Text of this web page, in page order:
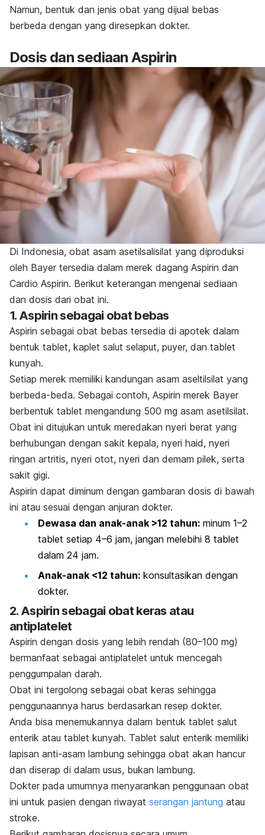
Namun, bentuk dan jenis obat yang dijual bebas
berbeda dengan yang diresepkan dokter.
Dosis dan sediaan Aspirin
Di Indonesia, obat asam asetilsalisilat yang diproduksi
oleh Bayer tersedia dalam merek dagang Aspirin dan
Cardio Aspirin. Berikut keterangan mengenai sediaan
dan dosis dari obat ini.
1. Aspirin sebagai obat bebas
Aspirin sebagai obat bebas tersedia di apotek dalam
bentuk tablet, kaplet salut selaput, puyer, dan tablet
kunyah.
Setiap merek memiliki kandungan asam aseltilsilat yang
berbeda-beda. Sebagai contoh, Aspirin merek Bayer
berbentuk tablet mengandung 500 mg asam asetilsilat.
Obat ini ditujukan untuk meredakan nyeri berat yang
berhubungan dengan sakit kepala, nyeri haid, nyeri
ringan artritis, nyeri otot, nyeri dan demam pilek, serta
sakit gigi.
Aspirin dapat diminum dengan gambaran dosis di bawah
ini atau sesuai dengan anjuran dokter.
Dewasa dan anak-anak >12 tahun: minum 1–2
tablet setiap 4–6 jam, jangan melebihi 8 tablet
dalam 24 jam.
Anak-anak <12 tahun: konsultasikan dengan
dokter.
2. Aspirin sebagai obat keras atau
antiplatelet
Aspirin dengan dosis yang lebih rendah (80–100 mg)
bermanfaat sebagai antiplatelet untuk mencegah
penggumpalan darah.
Obat ini tergolong sebagai obat keras sehingga
penggunaannya harus berdasarkan resep dokter.
Anda bisa menemukannya dalam bentuk tablet salut
enterik atau tablet kunyah. Tablet salut enterik memiliki
lapisan anti-asam lambung sehingga obat akan hancur
dan diserap di dalam usus, bukan lambung.
Dokter pada umumnya menyarankan penggunaan obat
ini untuk pasien dengan riwayat serangan jantung atau
stroke.